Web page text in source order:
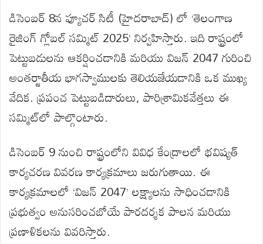
డిసెంబర్ 8న ఫ్యూచర్ సిటీ (హైదరాబాద్) లో ‘తెలంగాణ
రైజింగ్ గ్లోబల్ సమ్మిట్ 2025’ నిర్వహిస్తారు. ఇది రాష్ట్రంలో
పెట్టుబడులను ఆకర్షించడానికి మరియు విజన్ 2047 గురించి
అంతర్జాతీయ భాగస్వాములకు తెలియజేయడానికి ఒక ముఖ్య
వేదిక. ప్రపంచ పెట్టుబడిదారులు, పారిశ్రామికవేత్తలు ఈ
సమ్మిట్‌లో పాల్గొంటారు.
డిసెంబర్ 9 నుంచి రాష్ట్రంలోని వివిధ కేంద్రాలలో భవిష్యత్
కార్యచరణ వివరణ కార్యక్రమాలు జరుగుతాయి. ఈ
కార్యక్రమాలలో ‘విజన్ 2047’ లక్ష్యాలను సాధించడానికి
ప్రభుత్వం అనుసరించబోయే పారదర్శక పాలన మరియు
ప్రణాళికలను వివరిస్తారు.